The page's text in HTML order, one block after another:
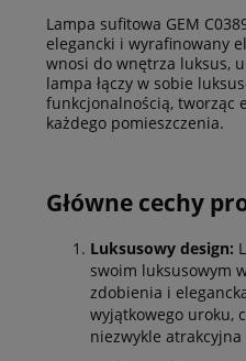
Lampa sufitowa GEM
elegancki i wyrafinowany
wnosi do wnętrza luksus,
lampa łączy w sobie
funkcjonalnością, tworząc
każdego pomieszczenia.
Główne cechy
Luksusowy design:
swoim luksusowym
zdobienia i
wyjątkowego uroku,
niezwykle